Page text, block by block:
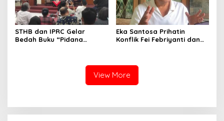
STHB dan IPRC Gelar
Bedah Buku “Pidana
Eka Santosa Prihatin
Konflik Fei Febriyanti dan
View More